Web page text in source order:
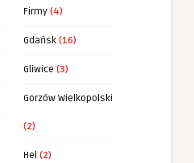
Firmy (4)
Gdańsk (16)
Gliwice (3)
Gorzów Wielkopolski
(2)
Hel (2)